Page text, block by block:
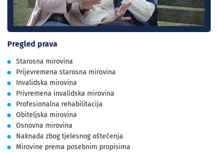
Pregled prava
Starosna mirovina
Prijevremena starosna mirovina
Invalidska mirovina
Privremena invalidska mirovina
Profesionalna rehabilitacija
Obiteljska mirovina
Osnovna mirovina
Naknada zbog tjelesnog oštećenja
Mirovine prema posebnim propisima